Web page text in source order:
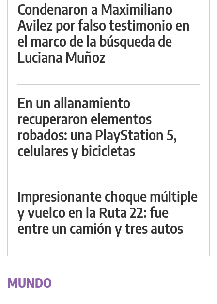
Condenaron a Maximiliano
Avilez por falso testimonio en
el marco de la búsqueda de
Luciana Muñoz
En un allanamiento
recuperaron elementos
robados: una PlayStation 5,
celulares y bicicletas
Impresionante choque múltiple
y vuelco en la Ruta 22: fue
entre un camión y tres autos
MUNDO